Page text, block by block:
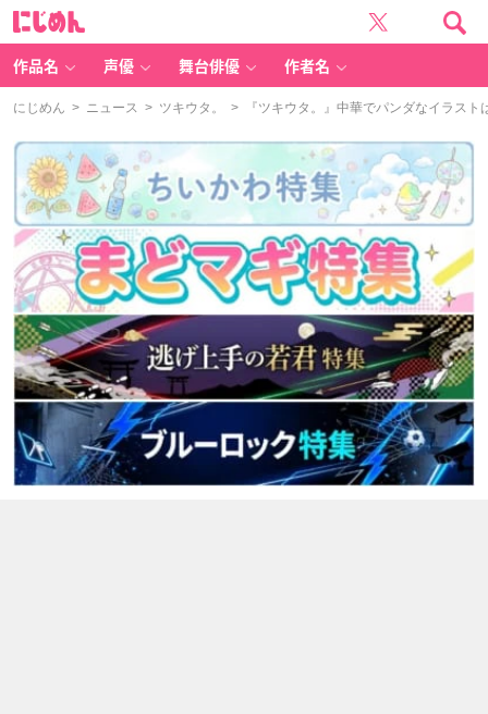
作品名 声優 舞台俳優 作者名
にじめん > ニュース > ツキウタ。 > 『ツキウタ。』中華でパンダなイラスト